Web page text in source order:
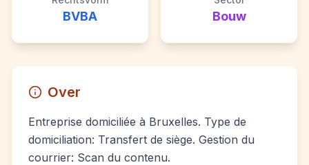
BVBA Bouw
Over
Entreprise domiciliée à Bruxelles. Type de
domiciliation: Transfert de siège. Gestion du
courrier: Scan du contenu.